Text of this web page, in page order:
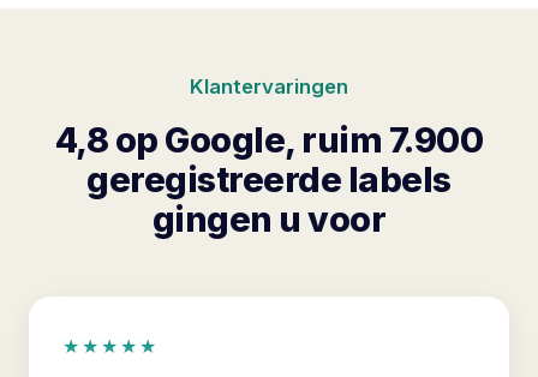
Klantervaringen
4,8 op Google, ruim 7.900
geregistreerde labels
gingen u voor
★★★★★